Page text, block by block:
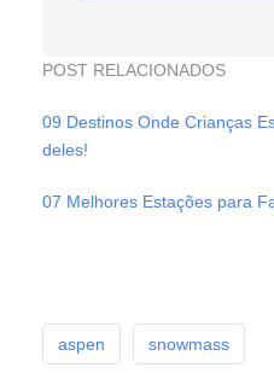
POST RELACIONADOS
09 Destinos Onde Crianças
deles!
07 Melhores Estações para
aspen snowmass